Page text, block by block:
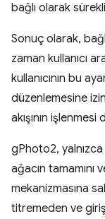
bağlı olarak
Sonuç olarak,
zaman kullanıcı
kullanıcının bu
düzenlemesine
akışının işlenmesi
gPhoto2,
ağacın tamamını
mekanizmasına
titremeden ve